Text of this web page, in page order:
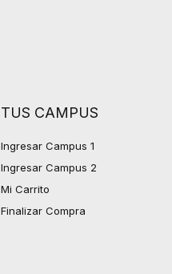
TUS CAMPUS
Ingresar Campus 1
Ingresar Campus 2
Mi Carrito
Finalizar Compra